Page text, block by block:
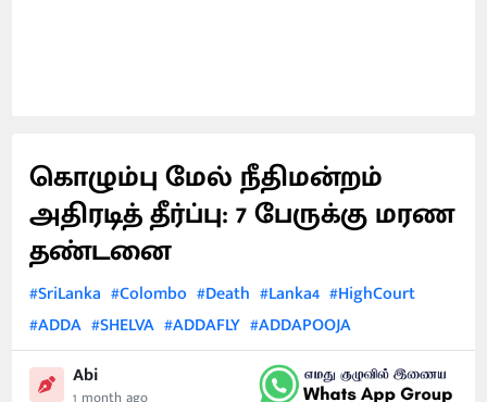
கொழும்பு மேல் நீதிமன்றம்
அதிரடித் தீர்ப்பு: 7 பேருக்கு மரண
தண்டனை
#SriLanka #Colombo #Death #Lanka4 #HighCourt
#ADDA #SHELVA #ADDAFLY #ADDAPOOJA
Abi